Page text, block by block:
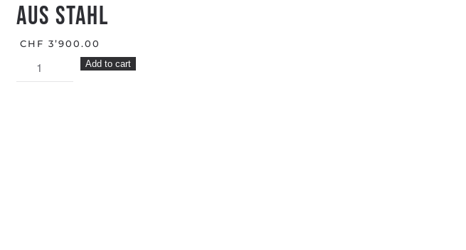
AUS STAHL
CHF 3’900.00
HOLZHERD
W3-
Add to cart